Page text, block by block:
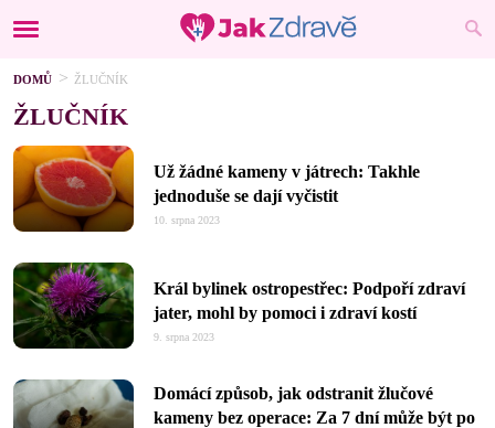
DOMŮ ŽLUČNÍK
ŽLUČNÍK
Už žádné kameny v játrech: Takhle
jednoduše se dají vyčistit
10. srpna 2023
Král bylinek ostropestřec: Podpoří zdraví
jater, mohl by pomoci i zdraví kostí
9. srpna 2023
Domácí způsob, jak odstranit žlučové
kameny bez operace: Za 7 dní může být po